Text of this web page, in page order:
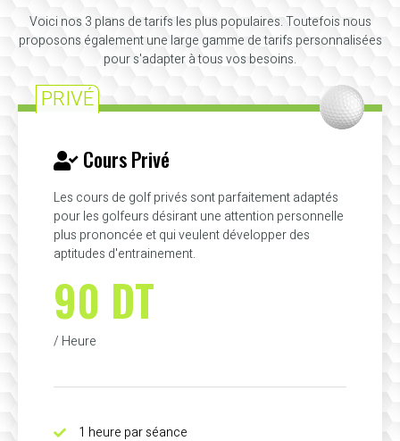
Voici nos 3 plans de tarifs les plus populaires. Toutefois nous
proposons également une large gamme de tarifs personnalisées
pour s'adapter à tous vos besoins.
PRIVÉ
Cours Privé
Les cours de golf privés sont parfaitement adaptés
pour les golfeurs désirant une attention personnelle
plus prononcée et qui veulent développer des
aptitudes d'entrainement.
90 DT
/ Heure
1 heure par séance